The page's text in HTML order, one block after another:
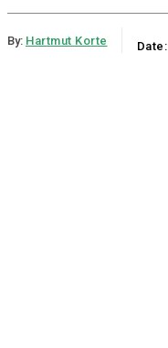
By: Hartmut Korte Date: